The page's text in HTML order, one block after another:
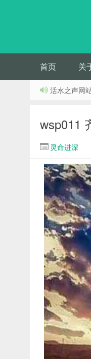
首页 关
活水之声网
wsp011
灵命进深